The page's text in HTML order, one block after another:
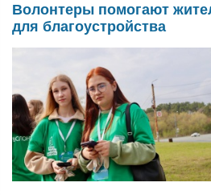
Волонтеры помогают
для благоустройства